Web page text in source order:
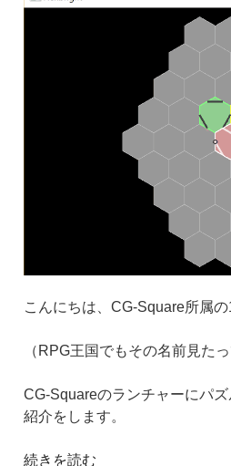
こんにちは、CG-Square所属の
（RPG王国でもその名前見た
CG-Squareのランチャーにパ
紹介をします。
“パ
続きを読む